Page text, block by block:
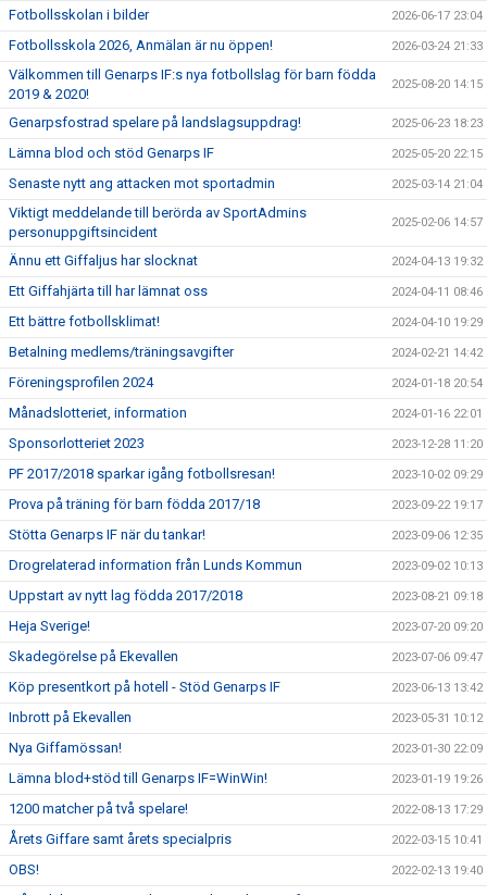
Fotbollsskolan i bilder 2026-06-17 23:04
Fotbollsskola 2026, Anmälan är nu öppen! 2026-03-24 21:33
Välkommen till Genarps IF:s nya fotbollslag för barn födda
2019 & 2020!
2025-08-20 14:15
Genarpsfostrad spelare på landslagsuppdrag! 2025-06-23 18:23
Lämna blod och stöd Genarps IF 2025-05-20 22:15
Senaste nytt ang attacken mot sportadmin 2025-03-14 21:04
Viktigt meddelande till berörda av SportAdmins
personuppgiftsincident
2025-02-06 14:57
Ännu ett Giffaljus har slocknat 2024-04-13 19:32
Ett Giffahjärta till har lämnat oss 2024-04-11 08:46
Ett bättre fotbollsklimat! 2024-04-10 19:29
Betalning medlems/träningsavgifter 2024-02-21 14:42
Föreningsprofilen 2024 2024-01-18 20:54
Månadslotteriet, information 2024-01-16 22:01
Sponsorlotteriet 2023 2023-12-28 11:20
PF 2017/2018 sparkar igång fotbollsresan! 2023-10-02 09:29
Prova på träning för barn födda 2017/18 2023-09-22 19:17
Stötta Genarps IF när du tankar! 2023-09-06 12:35
Drogrelaterad information från Lunds Kommun 2023-09-02 10:13
Uppstart av nytt lag födda 2017/2018 2023-08-21 09:18
Heja Sverige! 2023-07-20 09:20
Skadegörelse på Ekevallen 2023-07-06 09:47
Köp presentkort på hotell - Stöd Genarps IF 2023-06-13 13:42
Inbrott på Ekevallen 2023-05-31 10:12
Nya Giffamössan! 2023-01-30 22:09
Lämna blod+stöd till Genarps IF=WinWin! 2023-01-19 19:26
1200 matcher på två spelare! 2022-08-13 17:29
Årets Giffare samt årets specialpris 2022-03-15 10:41
OBS! 2022-02-13 19:40